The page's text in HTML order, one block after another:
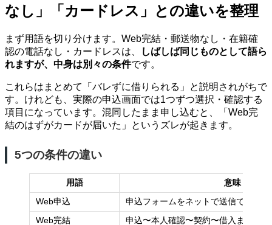
なし」「カードレス」との違いを整理
まず用語を切り分けます。Web完結・郵送物なし・在籍確
認の電話なし・カードレスは、
しばしば同じものとして語ら
れますが、中身は別々の条件です。
これらはまとめて「バレずに借りられる」と説明されがちで
す。けれども、実際の申込画面では1つずつ選択・確認する
項目になっています。混同したまま申し込むと、「Web完
結のはずがカードが届いた」というズレが起きます。
5つの条件の違い
用語 意味
Web申込 申込フォームをネットで送信できる
Web完結 申込〜本人確認〜契約〜借入まで来